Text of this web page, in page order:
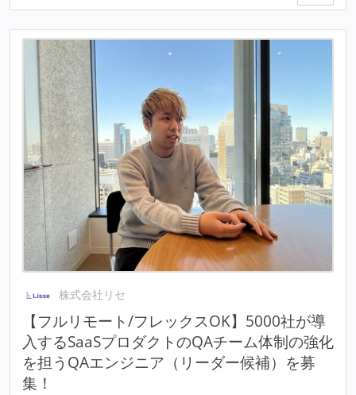
株式会社リセ
【フルリモート/フレックスOK】5000社が導
入するSaaSプロダクトのQAチーム体制の強化
を担うQAエンジニア（リーダー候補）を募
集！